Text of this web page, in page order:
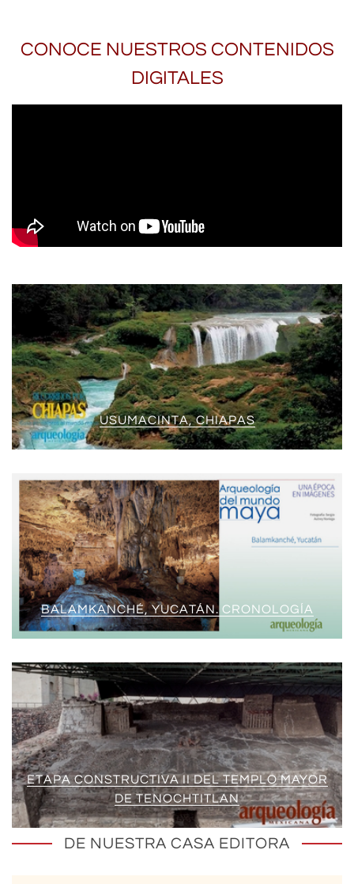
CONOCE NUESTROS CONTENIDOS
DIGITALES
USUMACINTA, CHIAPAS
BALAMKANCHÉ, YUCATÁN. CRONOLOGÍA
ETAPA CONSTRUCTIVA II DEL TEMPLO MAYOR
DE TENOCHTITLAN
DE NUESTRA CASA EDITORA